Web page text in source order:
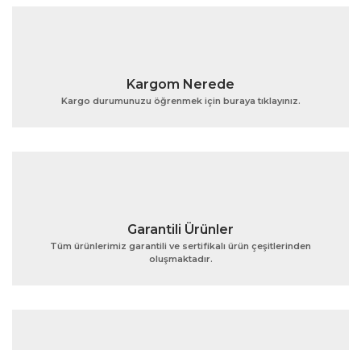
Ürün açıklamasında eksik bilgiler bulunuyor.
Gönder
Kargom Nerede
Kargo durumunuzu öğrenmek için buraya tıklayınız.
Garantili Ürünler
Tüm ürünlerimiz garantili ve sertifikalı ürün çeşitlerinden
oluşmaktadır.